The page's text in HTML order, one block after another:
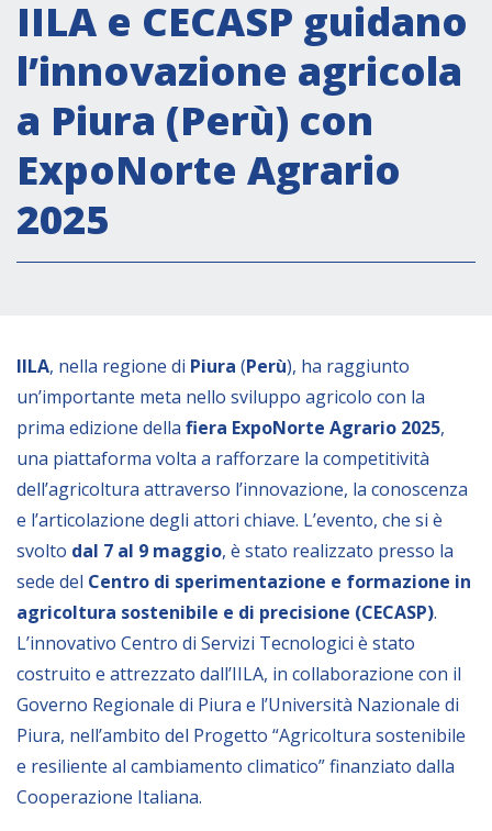
Segreteria Culturale
Segreteria Socio-economica
Segreteria Tecnico scientifica
Forum PMI
Conferenze Italia-America Latina e Caraibi
Rete per la promozione dell’uguaglianza di
genere
COOPERAZIONE
Patrimonio culturale
Empowerment socio- economico
Giustizia e Sicurezza
EUROsociAL
EL PAcCTO
EUROFRONT
COPOLAD III
AL-INVEST Verde
MEDIA
IILA e CECASP guidano
l’innovazione agricola
a Piura (Perù) con
ExpoNorte Agrario
2025
IILA, nella regione di Piura (Perù), ha raggiunto
un’importante meta nello sviluppo agricolo con la
prima edizione della fiera ExpoNorte Agrario 2025,
una piattaforma volta a rafforzare la competitività
dell’agricoltura attraverso l’innovazione, la conoscenza
e l’articolazione degli attori chiave. L’evento, che si è
svolto dal 7 al 9 maggio, è stato realizzato presso la
sede del Centro di sperimentazione e formazione in
agricoltura sostenibile e di precisione (CECASP).
L’innovativo Centro di Servizi Tecnologici è stato
costruito e attrezzato dall’IILA, in collaborazione con il
Governo Regionale di Piura e l’Università Nazionale di
Piura, nell’ambito del Progetto “Agricoltura sostenibile
e resiliente al cambiamento climatico” finanziato dalla
Cooperazione Italiana.